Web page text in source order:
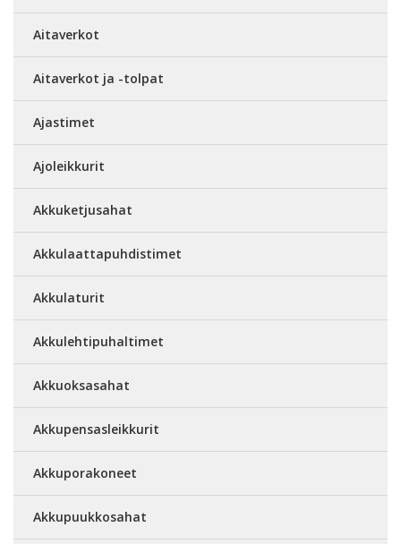
Aitaverkot
Aitaverkot ja -tolpat
Ajastimet
Ajoleikkurit
Akkuketjusahat
Akkulaattapuhdistimet
Akkulaturit
Akkulehtipuhaltimet
Akkuoksasahat
Akkupensasleikkurit
Akkuporakoneet
Akkupuukkosahat